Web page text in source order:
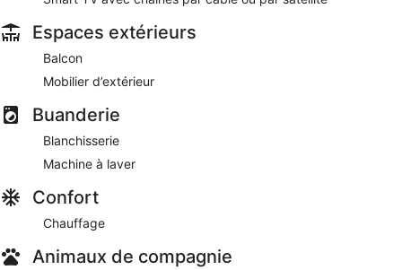
Espaces extérieurs
Balcon
Mobilier d’extérieur
Buanderie
Blanchisserie
Machine à laver
Confort
Chauffage
Animaux de compagnie